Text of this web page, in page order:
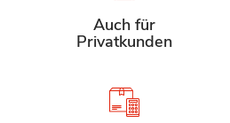
Auch für
Privatkunden